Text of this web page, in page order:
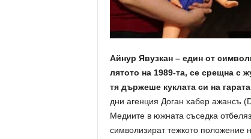
Айнур Явузкан – един от
лятото на 1989-та, се срещна с
тя държеше куклата си на
дни агенция Доган хабер ажансъ
Медиите в южната съседка
символизират тежкото положение